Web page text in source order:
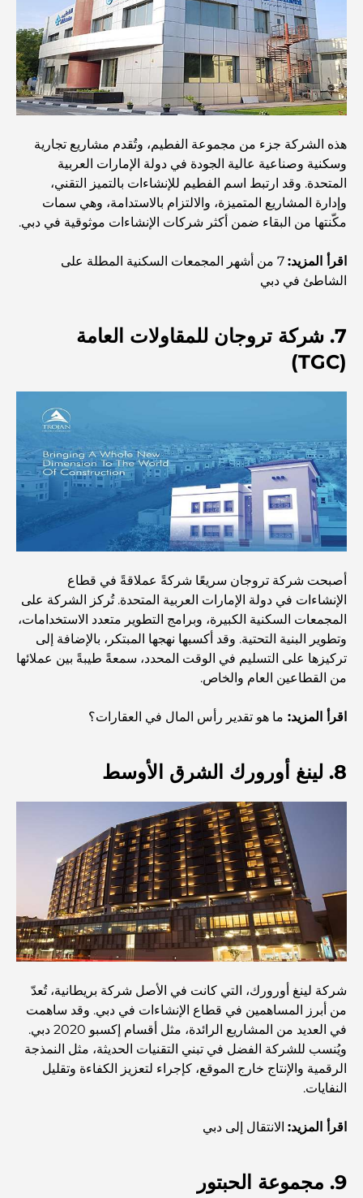
بطاقات الائتمان في الإمارات العربية المتحدة: دليل شامل
للإنفاق الذكي
مستشفى في مركز دبي المالي العالمي: رعاية طبية عالمية
المستوى في دبي
البدنية بأسلوب حياة الأعمال
أندر سيارة في العالم: أساطير السيارات التي لا تُقدر بثمن
العصريين
أفضل مدارس البكالوريا الدولية في دبي: دليل شامل لأولياء
الأمور
المخطط الرئيسي لتلال دبي: رؤية للحياة المجتمعية العصرية
مطعم دار أوبرا دبي: حيث يلتقي الطعام الفاخر بالثقافة
أغلى ماركات البدلات التي تُعرّف مفهوم الخياطة الفاخرة
مطاعم شاطئ J1: وجهة دبي الجديدة لتناول الطعام الفاخر
أغلى ساعات رولكس التي بيعت على الإطلاق
حضانة أطفال في دبي هيلز: دليل للآباء
أفضل المقاهي في وسط مدينة دبي: دليل شامل لعشاق القهوة
أغلى سيارات مرسيدس التي تم تصنيعها على الإطلاق
الانتقال إلى دبي من أستراليا: دليل شامل للانتقال
رحلة سفاري فاخرة ليلية في دبي: ملاذ فاخر
أغلى سيارات تسلا: الابتكار يلتقي بالأداء
مطاعم الوصل: أشهر أماكن تناول الطعام في دبي
أغنى عشر دول في العالم
أنشطة يمكنك القيام بها مع الأطفال في دبي: دليل عائلي شامل
هذه الشركة جزء من مجموعة الفطيم، وتُقدم مشاريع تجارية
وسكنية وصناعية عالية الجودة في دولة الإمارات العربية
المتحدة. وقد ارتبط اسم الفطيم للإنشاءات بالتميز التقني،
وإدارة المشاريع المتميزة، والالتزام بالاستدامة، وهي سمات
مكّنتها من البقاء ضمن أكثر شركات الإنشاءات موثوقية في دبي.
اقرأ المزيد:
7 من أشهر المجمعات السكنية المطلة على
الشاطئ في دبي
7. شركة تروجان للمقاولات العامة
(TGC)
أصبحت شركة تروجان سريعًا شركةً عملاقةً في قطاع
الإنشاءات في دولة الإمارات العربية المتحدة. تُركز الشركة على
المجمعات السكنية الكبيرة، وبرامج التطوير متعدد الاستخدامات،
وتطوير البنية التحتية. وقد أكسبها نهجها المبتكر، بالإضافة إلى
تركيزها على التسليم في الوقت المحدد، سمعةً طيبةً بين عملائها
من القطاعين العام والخاص.
اقرأ المزيد: ما هو تقدير رأس المال في العقارات؟
8. لينغ أورورك الشرق الأوسط
شركة لينغ أورورك، التي كانت في الأصل شركة بريطانية، تُعدّ
من أبرز المساهمين في قطاع الإنشاءات في دبي. وقد ساهمت
في العديد من المشاريع الرائدة، مثل أقسام إكسبو 2020 دبي.
ويُنسب للشركة الفضل في تبني التقنيات الحديثة، مثل النمذجة
الرقمية والإنتاج خارج الموقع، كإجراء لتعزيز الكفاءة وتقليل
النفايات.
اقرأ المزيد: الانتقال إلى دبي
9. مجموعة الحبتور